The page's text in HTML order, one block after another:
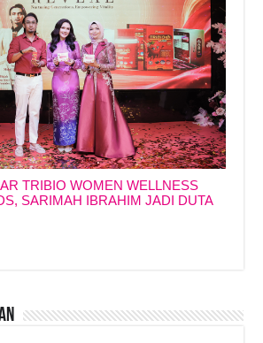
TRIBIO WOMEN WELLNESS
SARIMAH IBRAHIM JADI DUTA